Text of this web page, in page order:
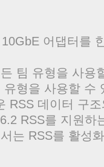
어댑터를
팀 유형을 사용
유형을 사용할 수
RSS 데이터 구
RSS를 지원하
는 RSS를 활성